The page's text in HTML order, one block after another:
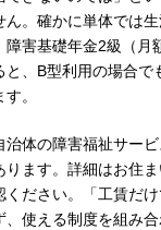
ん。確かに単体では
障害基礎年金2級（月
と、B型利用の場合で
。
治体の障害福祉サー
ります。詳細はお住
ください。「工賃だ
、使える制度を組み